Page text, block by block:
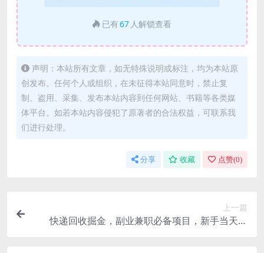
已有67 人解锁查看
声明：本站所有文章，如无特殊说明或标注，均为本站原
创发布。任何个人或组织，在未征得本站同意时，禁止复
制、盗用、采集、发布本站内容到任何网站、书籍等各类媒
体平台。如若本站内容侵犯了原著者的合法权益，可联系我
们进行处理。
分享 收藏 点赞(0)
上一篇
快递回收掘金，副业兼职必备项目，新手当天上